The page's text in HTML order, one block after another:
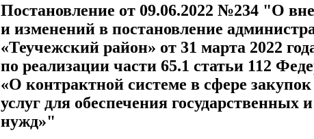
Постановление от 09.06.2022 №234 "О
и изменений в постановление
«Теучежский район» от 31 марта 2022
по реализации части 65.1 статьи 112
«О контрактной системе в сфере закупок
услуг для обеспечения
нужд»"